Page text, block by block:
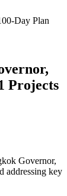
Day Plan
Projects
Governor,
addressing key